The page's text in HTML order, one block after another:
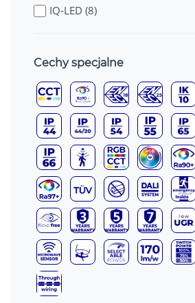
IQ-LED (8)
Cechy specjalne